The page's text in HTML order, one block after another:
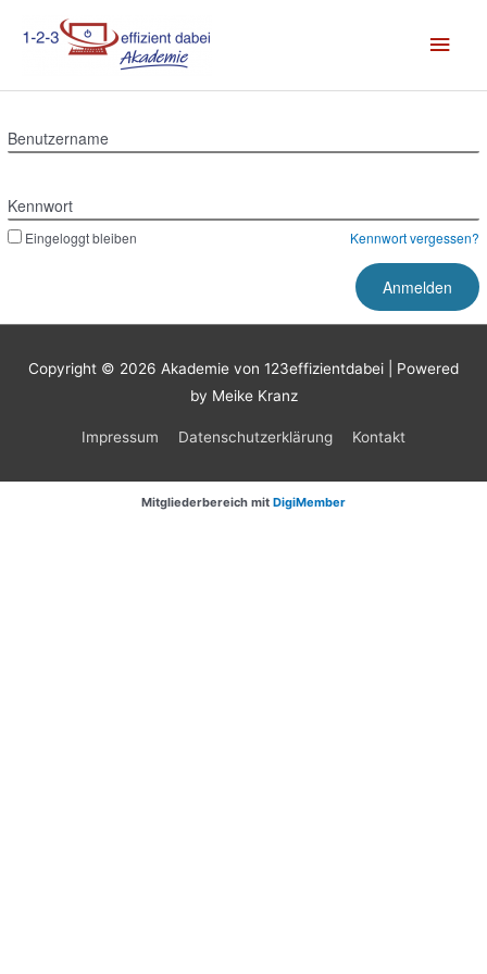
Inhalt
Benutzername
Kennwort
Eingeloggt bleiben Kennwort vergessen?
Copyright © 2026 Akademie von 123effizientdabei | Powered
by Meike Kranz
Impressum Datenschutzerklärung Kontakt
Mitgliederbereich mit DigiMember